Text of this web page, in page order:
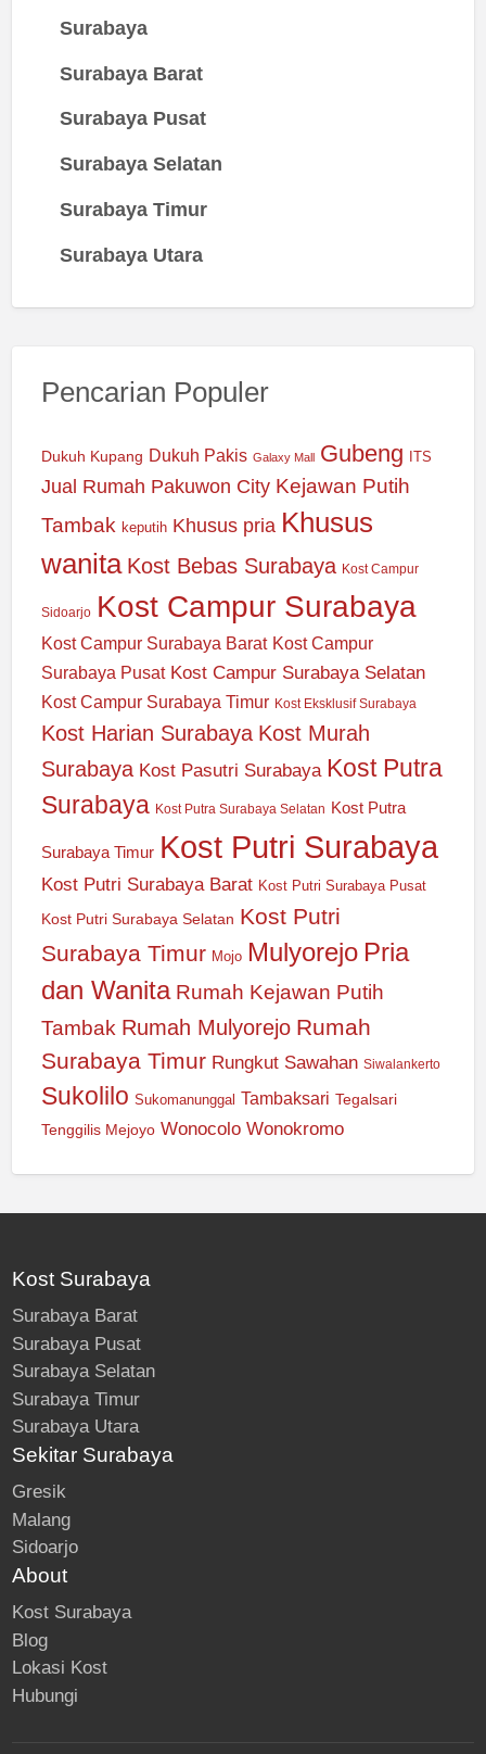
Surabaya
Surabaya Barat
Surabaya Pusat
Surabaya Selatan
Surabaya Timur
Surabaya Utara
Pencarian Populer
Dukuh Kupang Dukuh Pakis Galaxy Mall Gubeng ITS
Jual Rumah Pakuwon City Kejawan Putih
Tambak keputih Khusus pria Khusus
wanita Kost Bebas Surabaya Kost Campur
Sidoarjo Kost Campur Surabaya
Kost Campur Surabaya Barat Kost Campur
Surabaya Pusat Kost Campur Surabaya Selatan
Kost Campur Surabaya Timur Kost Eksklusif Surabaya
Kost Harian Surabaya Kost Murah
Surabaya Kost Pasutri Surabaya Kost Putra
Surabaya Kost Putra Surabaya Selatan Kost Putra
Surabaya Timur Kost Putri Surabaya
Kost Putri Surabaya Barat Kost Putri Surabaya Pusat
Kost Putri Surabaya Selatan Kost Putri
Surabaya Timur Mojo Mulyorejo Pria
dan Wanita Rumah Kejawan Putih
Tambak Rumah Mulyorejo Rumah
Surabaya Timur Rungkut Sawahan Siwalankerto
Sukolilo Sukomanunggal Tambaksari Tegalsari
Tenggilis Mejoyo Wonocolo Wonokromo
Kost Surabaya
Surabaya Barat
Surabaya Pusat
Surabaya Selatan
Surabaya Timur
Surabaya Utara
Sekitar Surabaya
Gresik
Malang
Sidoarjo
About
Kost Surabaya
Blog
Lokasi Kost
Hubungi